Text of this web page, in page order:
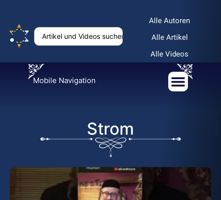
Alle Autoren
Alle Artikel
Alle Videos
Mobile Navigation
Strom